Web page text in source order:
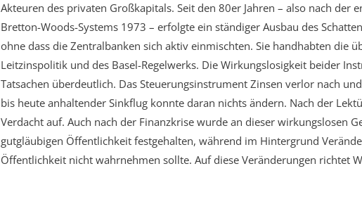
Akteuren des privaten Großkapitals. Seit den 80er Jahren – also nach der
Bretton-Woods-Systems 1973 – erfolgte ein ständiger Ausbau des
ohne dass die Zentralbanken sich aktiv einmischten. Sie handhabten die
Leitzinspolitik und des Basel-Regelwerks. Die Wirkungslosigkeit beider
Tatsachen überdeutlich. Das Steuerungsinstrument Zinsen verlor nach
bis heute anhaltender Sinkflug konnte daran nichts ändern. Nach der
Verdacht auf. Auch nach der Finanzkrise wurde an dieser wirkungslosen
gutgläubigen Öffentlichkeit festgehalten, während im Hintergrund
Öffentlichkeit nicht wahrnehmen sollte. Auf diese Veränderungen richtet